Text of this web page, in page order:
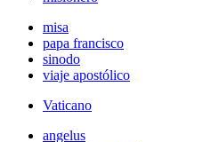
misa
papa francisco
sinodo
viaje apostólico
Vaticano
angelus